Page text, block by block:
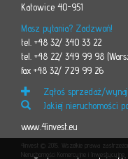
Katowice 40-951
Masz pytania? Zadzwoń!
tel. +48 32/ 340 33 22
tel. +48 22/ 349 99 98
fax +48 32/ 729 99 26
Zgłoś sprzedaż/
Jakiej nieruchomości
www.4invest.eu
4invest © 2015. Wszelkie prawa
Nieruchomości Komercyjne i Inwestycyjne